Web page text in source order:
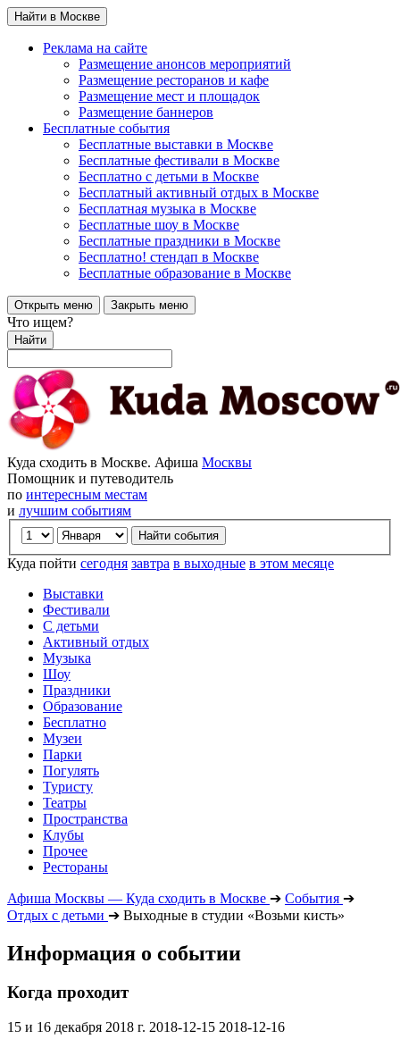
Найти в Москве
Реклама на сайте
Размещение анонсов мероприятий
Размещение ресторанов и кафе
Размещение мест и площадок
Размещение баннеров
Бесплатные события
Бесплатные выставки в Москве
Бесплатные фестивали в Москве
Бесплатно с детьми в Москве
Бесплатный активный отдых в Москве
Бесплатная музыка в Москве
Бесплатные шоу в Москве
Бесплатные праздники в Москве
Бесплатно! стендап в Москве
Бесплатные образование в Москве
Открыть меню Закрыть меню
Что ищем?
Найти
Куда сходить в Москве. Афиша Москвы
Помощник и путеводитель
по интересным местам
и лучшим событиям
Куда пойти сегодня завтра в выходные в этом месяце
Выставки
Фестивали
С детьми
Активный отдых
Музыка
Шоу
Праздники
Образование
Бесплатно
Музеи
Парки
Погулять
Туристу
Театры
Пространства
Клубы
Прочее
Рестораны
Афиша Москвы — Куда сходить в Москве ➔ События ➔
Отдых с детьми ➔ Выходные в студии «Возьми кисть»
Информация о событии
Когда проходит
15 и 16 декабря 2018 г. 2018-12-15 2018-12-16